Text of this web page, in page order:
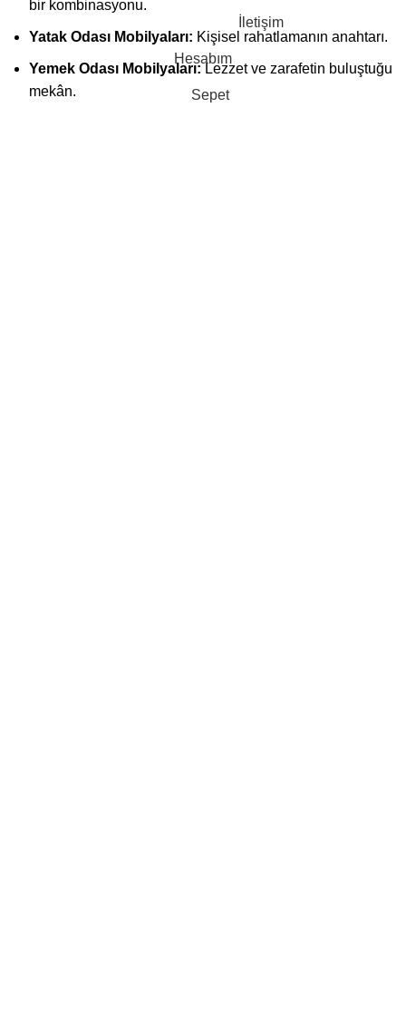
bir kombinasyonu.
Yatak Odası Mobilyaları: Kişisel rahatlamanın anahtarı.
Yemek Odası Mobilyaları:Lezzet ve zarafetin buluştuğu
mekân.
İletişim
Hesabım
Sepet